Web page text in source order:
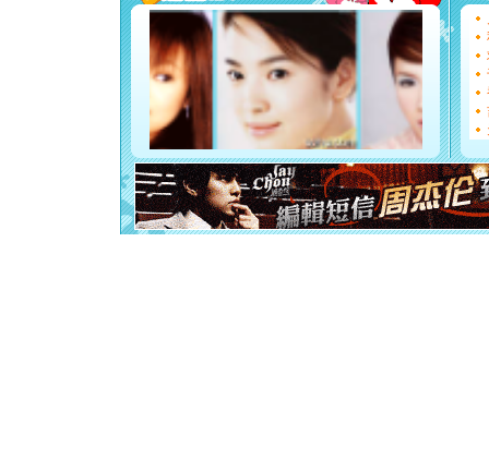
[圣诞节]
能正大
都要快乐
[圣诞节]
如意,快
[元旦]
断电。
你是我
[元旦]如
起；二是
离。水晶
[元旦]当
泣，这痛